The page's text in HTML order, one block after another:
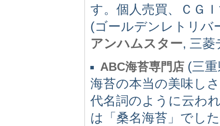
す。個人売買、ＣＧ
(ゴールデンレトリ
アンハムスター, 三菱
ABC海苔専門店 (三
海苔の本当の美味し
代名詞のように云わ
は「桑名海苔」でし